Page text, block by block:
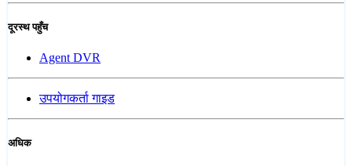
दूरस्थ पहुँच
Agent DVR
उपयोगकर्ता गाइड
अधिक